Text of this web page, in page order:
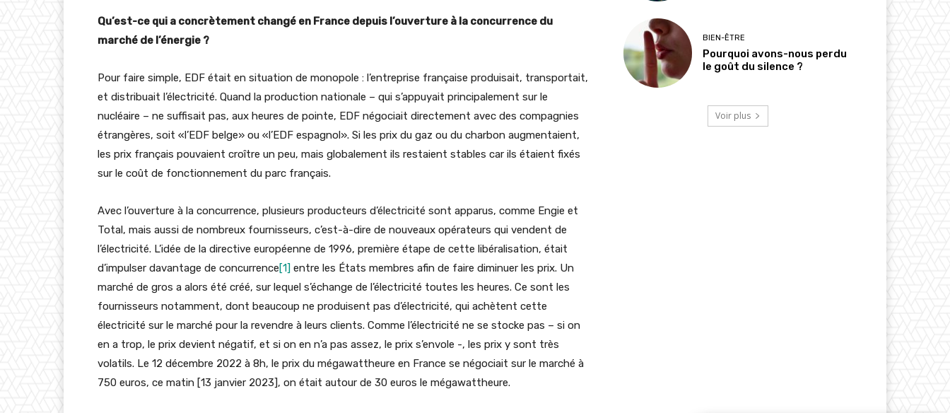
Qu’est-ce qui a concrètement changé en France depuis l’ouverture à la concurrence du
marché de l’énergie ?
Pour faire simple, EDF était en situation de monopole : l’entreprise française produisait, transportait,
et distribuait l’électricité. Quand la production nationale – qui s’appuyait principalement sur le
nucléaire – ne suffisait pas, aux heures de pointe, EDF négociait directement avec des compagnies
étrangères, soit «l’EDF belge» ou «l’EDF espagnol». Si les prix du gaz ou du charbon augmentaient,
les prix français pouvaient croître un peu, mais globalement ils restaient stables car ils étaient fixés
sur le coût de fonctionnement du parc français.
Avec l’ouverture à la concurrence, plusieurs producteurs d’électricité sont apparus, comme Engie et
Total, mais aussi de nombreux fournisseurs, c’est-à-dire de nouveaux opérateurs qui vendent de
l’électricité. L’idée de la directive européenne de 1996, première étape de cette libéralisation, était
d’impulser davantage de concurrence[1] entre les États membres afin de faire diminuer les prix. Un
marché de gros a alors été créé, sur lequel s’échange de l’électricité toutes les heures. Ce sont les
fournisseurs notamment, dont beaucoup ne produisent pas d’électricité, qui achètent cette
électricité sur le marché pour la revendre à leurs clients. Comme l’électricité ne se stocke pas – si on
en a trop, le prix devient négatif, et si on en n’a pas assez, le prix s’envole -, les prix y sont très
volatils. Le 12 décembre 2022 à 8h, le prix du mégawattheure en France se négociait sur le marché à
750 euros, ce matin [13 janvier 2023], on était autour de 30 euros le mégawattheure.
BIEN-ÊTRE
Pourquoi avons-nous perdu
le goût du silence ?
Voir plus